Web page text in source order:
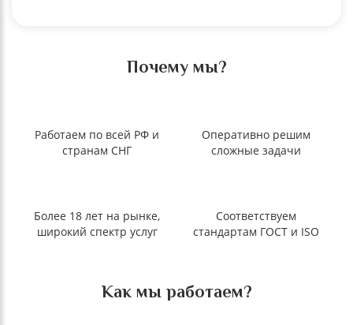
Почему мы?
Работаем по всей РФ и
странам СНГ
Оперативно решим
сложные задачи
Более 18 лет на рынке,
широкий спектр услуг
Соответствуем
стандартам ГОСТ и ISO
Как мы работаем?